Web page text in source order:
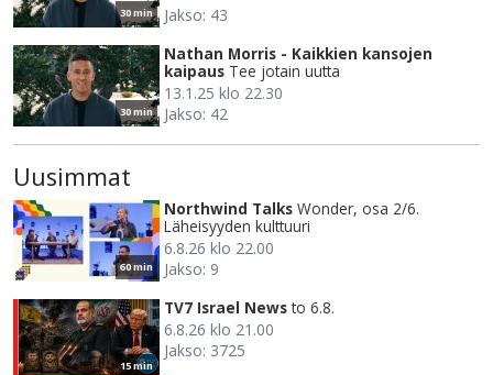
30 min
Jakso: 43
30 min
Nathan Morris - Kaikkien kansojen
kaipaus Tee jotain uutta
13.1.25 klo 22.30
Jakso: 42
Uusimmat
60 min
Northwind Talks Wonder, osa 2/6.
Läheisyyden kulttuuri
6.8.26 klo 22.00
Jakso: 9
15 min
TV7 Israel News to 6.8.
6.8.26 klo 21.00
Jakso: 3725